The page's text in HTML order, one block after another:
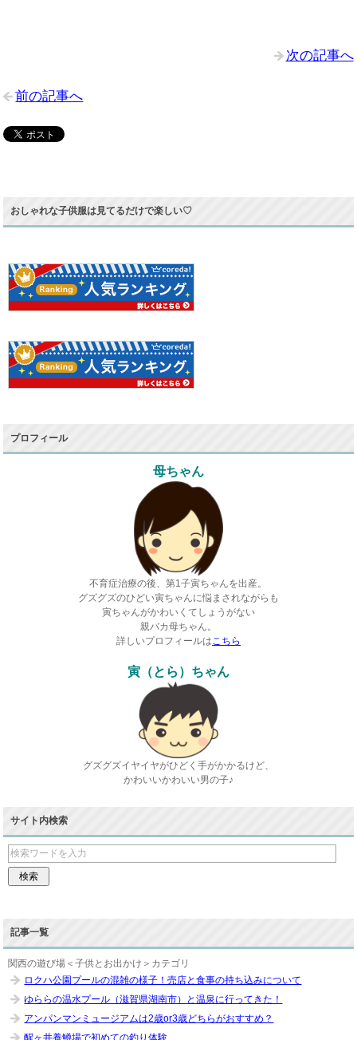
次の記事へ
前の記事へ
おしゃれな子供服は見てるだけで楽しい♡
プロフィール
母ちゃん
不育症治療の後、第1子寅ちゃんを出産。
グズグズのひどい寅ちゃんに悩まされながらも
寅ちゃんがかわいくてしょうがない
親バカ母ちゃん。
詳しいプロフィールはこちら
寅（とら）ちゃん
グズグズイヤイヤがひどく手がかかるけど、
かわいいかわいい男の子♪
サイト内検索
記事一覧
関西の遊び場＜子供とお出かけ＞カテゴリ
ロクハ公園プールの混雑の様子！売店と食事の持ち込みについて
ゆららの温水プール（滋賀県湖南市）と温泉に行ってきた！
アンパンマンミュージアムは2歳or3歳どちらがおすすめ？